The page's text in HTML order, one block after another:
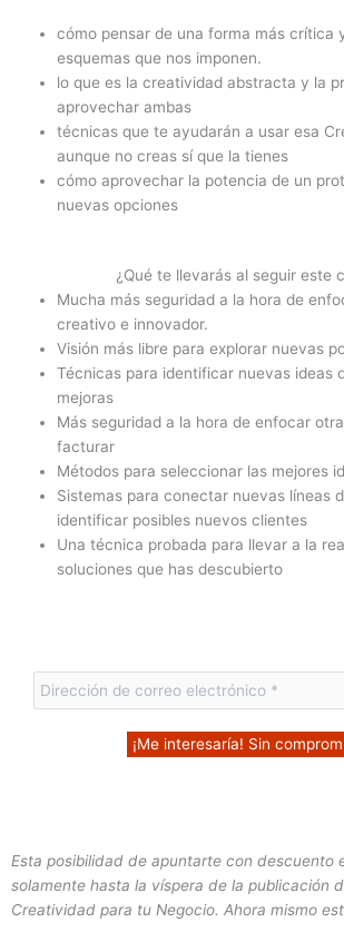
cómo pensar de una forma más crítica
esquemas que nos imponen.
lo que es la creatividad abstracta y la
aprovechar ambas
técnicas que te ayudarán a usar esa
aunque no creas sí que la tienes
cómo aprovechar la potencia de un
nuevas opciones
¿Qué te llevarás al seguir este
Mucha más seguridad a la hora de
creativo e innovador.
Visión más libre para explorar nuevas
Técnicas para identificar nuevas ideas
mejoras
Más seguridad a la hora de enfocar
facturar
Métodos para seleccionar las mejores
Sistemas para conectar nuevas líneas
identificar posibles nuevos clientes
Una técnica probada para llevar a la
soluciones que has descubierto
Esta posibilidad de apuntarte con descuento
solamente hasta la víspera de la publicación
Creatividad para tu Negocio. Ahora mismo